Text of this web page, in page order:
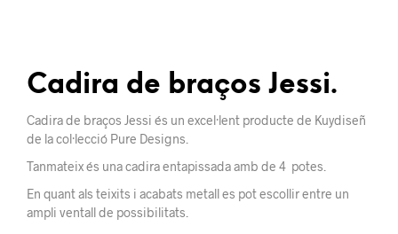
Cadira de braços Jessi.
Cadira de braços Jessi és un excel·lent producte de Kuydiseñ
de la col·lecció Pure Designs.
Tanmateix és una cadira entapissada amb de 4 potes.
En quant als teixits i acabats metall es pot escollir entre un
ampli ventall de possibilitats.